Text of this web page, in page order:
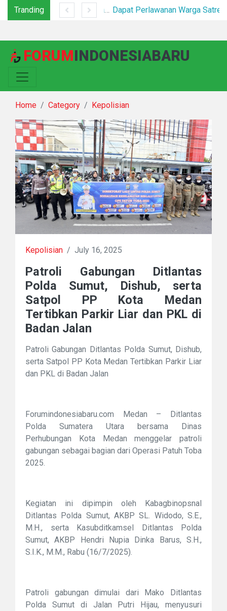
Tranding Dapat Perlawanan Warga Satresnarkoba Polrestabes Medan Bumihanguskan Sarang Narkoba Klambir V
FORUMINDONESIABARU
Home Category Kepolisian
Kepolisian / July 16, 2025
Patroli Gabungan Ditlantas
Polda Sumut, Dishub, serta
Satpol PP Kota Medan
Tertibkan Parkir Liar dan PKL di
Badan Jalan
Patroli Gabungan Ditlantas Polda Sumut, Dishub,
serta Satpol PP Kota Medan Tertibkan Parkir Liar
dan PKL di Badan Jalan
Forumindonesiabaru.com Medan – Ditlantas
Polda Sumatera Utara bersama Dinas
Perhubungan Kota Medan menggelar patroli
gabungan sebagai bagian dari Operasi Patuh Toba
2025.
Kegiatan ini dipimpin oleh Kabagbinopsnal
Ditlantas Polda Sumut, AKBP SL. Widodo, S.E.,
M.H., serta Kasubditkamsel Ditlantas Polda
Sumut, AKBP Hendri Nupia Dinka Barus, S.H.,
S.I.K., M.M., Rabu (16/7/2025).
Patroli gabungan dimulai dari Mako Ditlantas
Polda Sumut di Jalan Putri Hijau, menyusuri